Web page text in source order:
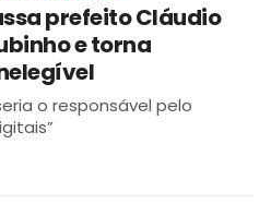
prefeito Cláudio
e torna
o responsável pelo